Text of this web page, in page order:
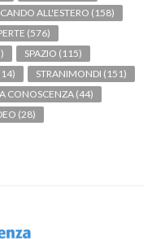
ALL'ESTERO (158)
(576)
SPAZIO (115)
STRANIMONDI (151)
CONOSCENZA (44)
(28)